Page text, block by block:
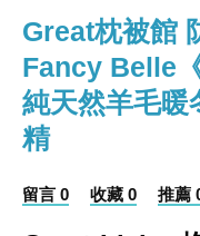
Great枕被館
Fancy Belle
純天然羊毛暖
精
留言 0 收藏 0 推薦